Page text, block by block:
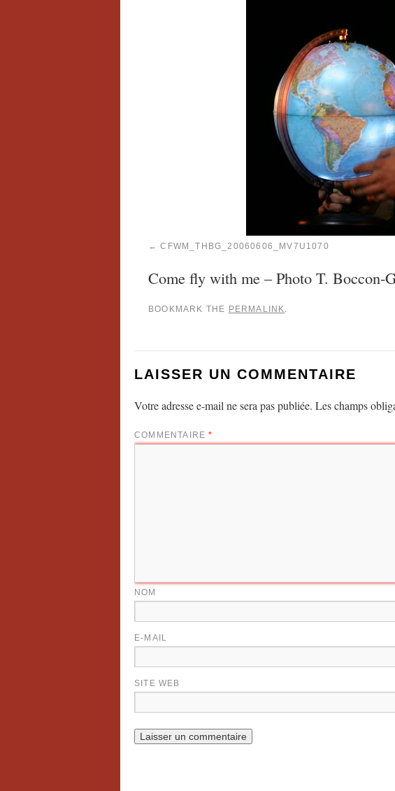
CFWM_THBG_20060606_MV7U1070
Come fly with me – Photo T. Boccon-
BOOKMARK THE PERMALINK.
LAISSER UN COMMENTAIRE
Votre adresse e-mail ne sera pas publiée. Les champs
COMMENTAIRE*
NOM
E-MAIL
SITE WEB